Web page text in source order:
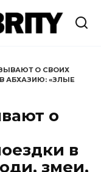
О СВОИХ
АБХАЗИЮ: «ЗЛЫЕ
о
в
змеи,